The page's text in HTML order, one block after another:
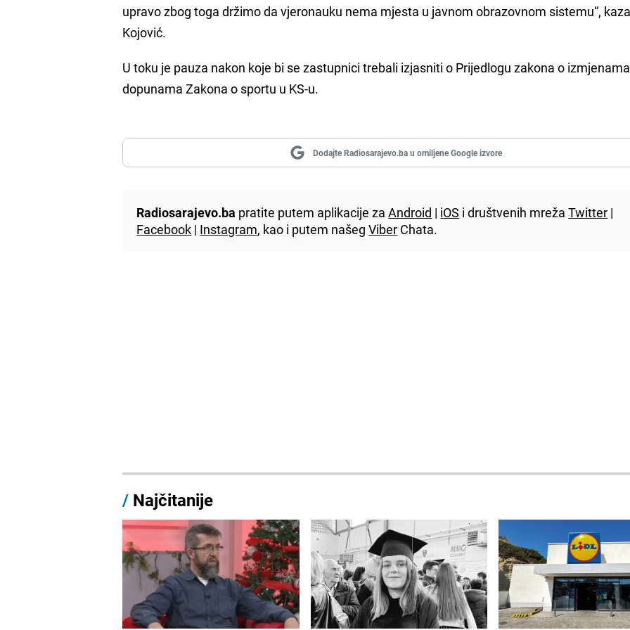
upravo zbog toga držimo da vjeronauku nema mjesta u javnom obrazovnom sistemu“,
Kojović.
U toku je pauza nakon koje bi se zastupnici trebali izjasniti o Prijedlogu zakona o
dopunama Zakona o sportu u KS-u.
Dodajte Radiosarajevo.ba u omiljene Google izvore
Radiosarajevo.ba pratite putem aplikacije zaAndroid | iOS i društvenih mrežaTwitter |
Facebook | Instagram, kao i putem našegViber Chata.
/ Najčitanije